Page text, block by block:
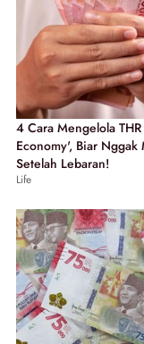
4 Cara Mengelola
Economy', Biar Nggak
Setelah Lebaran!
Life